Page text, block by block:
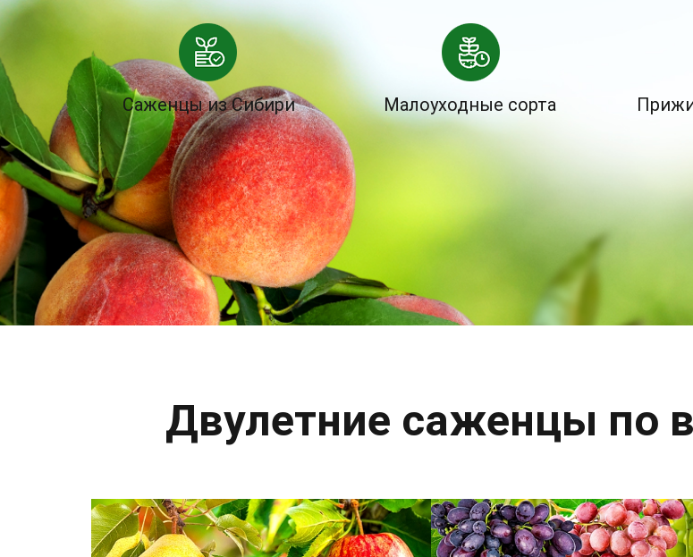
Саженцы из Сибири Малоуходные сорта
Двулетние саженцы по